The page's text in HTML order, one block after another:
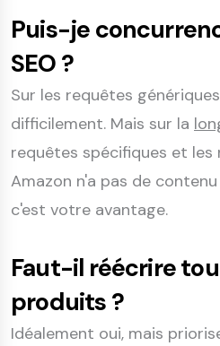
Puis-je
SEO ?
Sur les requêtes
difficilement. Mais sur la
requêtes spécifiques et les
Amazon n'a pas de
c'est votre avantage.
Faut-il réécrire
produits ?
Idéalement oui, mais